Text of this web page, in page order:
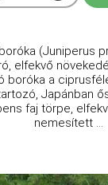
(Juniperus
elfekvő
boróka a
Japánban
faj törpe,
nemesített ...